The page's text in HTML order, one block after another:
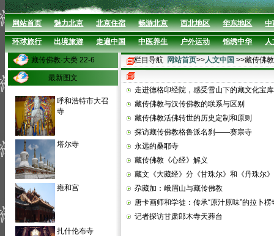
网站首页 魅力北京 北京住宿 畅游北京 西北地区 华东地区 中
环球旅行 出境旅游 走遍中国 中医养生 户外运动 锦绣中华 人
藏传佛教·大类 22-6
最新图文
呼和浩特市大召
寺
塔尔寺
雍和宫
扎什伦布寺
栏目导航 网站首页>>人文中国 >>藏传佛教
走进德格印经院，感受雪山下的藏文化宝库
藏传佛教与汉传佛教的联系与区别
藏传佛教活佛转世的历史定制和原则
探访藏传佛教格鲁派名刹——赛宗寺
永远的桑耶寺
藏传佛教《心经》解义
藏文《大藏经》分《甘珠尔》和《丹珠尔》
尕藏加：峨眉山与藏传佛教
唐卡画师和学徒：传承“原汁原味”的拉卜楞
记者探访甘肃郎木寺天葬台